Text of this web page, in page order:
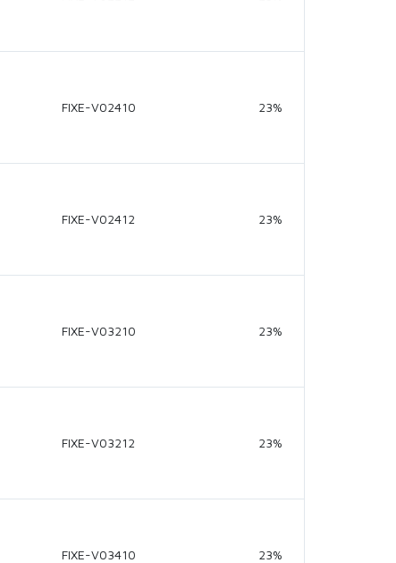
FIXE-V02410 23%
FIXE-V02412 23%
FIXE-V03210 23%
FIXE-V03212 23%
FIXE-V03410 23%